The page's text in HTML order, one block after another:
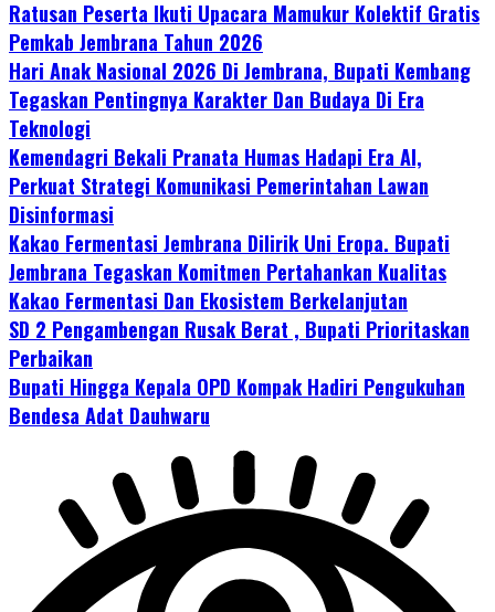
Ratusan Peserta Ikuti Upacara Mamukur Kolektif Gratis
Pemkab Jembrana Tahun 2026
Hari Anak Nasional 2026 Di Jembrana, Bupati Kembang
Tegaskan Pentingnya Karakter Dan Budaya Di Era
Teknologi
Kemendagri Bekali Pranata Humas Hadapi Era AI,
Perkuat Strategi Komunikasi Pemerintahan Lawan
Disinformasi
Kakao Fermentasi Jembrana Dilirik Uni Eropa. Bupati
Jembrana Tegaskan Komitmen Pertahankan Kualitas
Kakao Fermentasi Dan Ekosistem Berkelanjutan
SD 2 Pengambengan Rusak Berat , Bupati Prioritaskan
Perbaikan
Bupati Hingga Kepala OPD Kompak Hadiri Pengukuhan
Bendesa Adat Dauhwaru